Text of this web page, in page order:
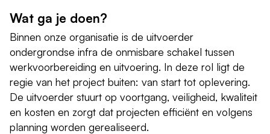
Wat ga je doen?
Binnen onze organisatie is de uitvoerder
ondergrondse infra de onmisbare schakel tussen
werkvoorbereiding en uitvoering. In deze rol ligt de
regie van het project buiten: van start tot oplevering.
De uitvoerder stuurt op voortgang, veiligheid, kwaliteit
en kosten en zorgt dat projecten efficiënt en volgens
planning worden gerealiseerd.